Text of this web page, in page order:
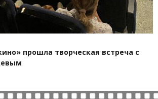
прошла творческая встреча с